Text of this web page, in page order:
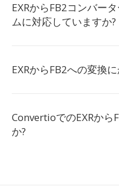
EXRからFB2コンバー
ムに対応していますか?
EXRからFB2への変換
ConvertioでのEXRから
か?